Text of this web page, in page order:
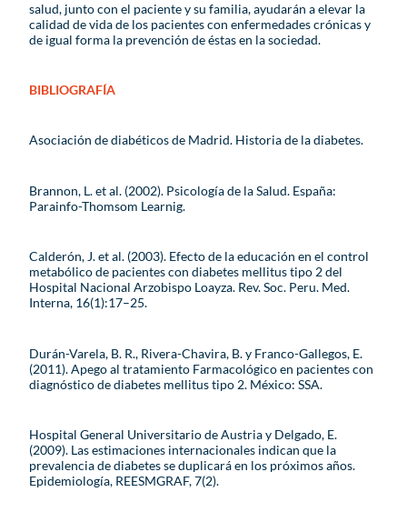
salud, junto con el paciente y su familia, ayudarán a elevar la
calidad de vida de los pacientes con enfermedades crónicas y
de igual forma la prevención de éstas en la sociedad.
BIBLIOGRAFÍA
Asociación de diabéticos de Madrid. Historia de la diabetes.
Brannon, L. et al. (2002). Psicología de la Salud. España:
Parainfo-Thomsom Learnig.
Calderón, J. et al. (2003). Efecto de la educación en el control
metabólico de pacientes con diabetes mellitus tipo 2 del
Hospital Nacional Arzobispo Loayza. Rev. Soc. Peru. Med.
Interna, 16(1):17–25.
Durán-Varela, B. R., Rivera-Chavira, B. y Franco-Gallegos, E.
(2011). Apego al tratamiento Farmacológico en pacientes con
diagnóstico de diabetes mellitus tipo 2. México: SSA.
Hospital General Universitario de Austria y Delgado, E.
(2009). Las estimaciones internacionales indican que la
prevalencia de diabetes se duplicará en los próximos años.
Epidemiología, REESMGRAF, 7(2).